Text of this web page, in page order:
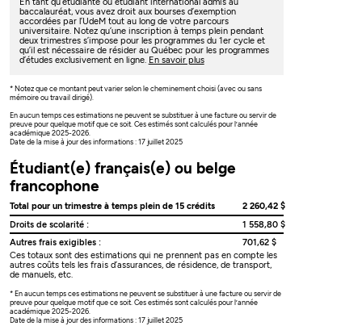
En tant qu’étudiante ou étudiant international admis au
baccalauréat, vous avez droit aux bourses d’exemption
accordées par l’UdeM tout au long de votre parcours
universitaire. Notez qu’une inscription à temps plein pendant
deux trimestres s’impose pour les programmes du 1er cycle et
qu’il est nécessaire de résider au Québec pour les programmes
d’études exclusivement en ligne. En savoir plus
* Notez que ce montant peut varier selon le cheminement choisi (avec ou sans
mémoire ou travail dirigé).
En aucun temps ces estimations ne peuvent se substituer à une facture ou servir de
preuve pour quelque motif que ce soit. Ces estimés sont calculés pour l’année
académique 2025-2026.
Date de la mise à jour des informations : 17 juillet 2025
Étudiant(e) français(e) ou belge
francophone
Total pour un trimestre à temps plein de 15 crédits
2 260,42 $
Droits de scolarité :
1 558,80 $
Autres frais exigibles :
701,62 $
Ces totaux sont des estimations qui ne prennent pas en compte les
autres coûts tels les frais d’assurances, de résidence, de transport,
de manuels, etc.
* En aucun temps ces estimations ne peuvent se substituer à une facture ou servir de
preuve pour quelque motif que ce soit. Ces estimés sont calculés pour l’année
académique 2025-2026.
Date de la mise à jour des informations : 17 juillet 2025